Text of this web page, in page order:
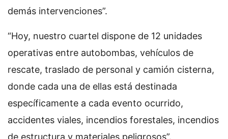
demás intervenciones”.
“Hoy, nuestro cuartel dispone de 12 unidades
operativas entre autobombas, vehículos de
rescate, traslado de personal y camión cisterna,
donde cada una de ellas está destinada
específicamente a cada evento ocurrido,
accidentes viales, incendios forestales, incendios
de estructura y materiales peligrosos”.